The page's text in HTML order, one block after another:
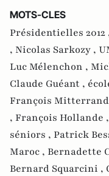
MOTS-CLES
Présidentielles 2012
, Nicolas Sarkozy ,
Luc Mélenchon ,
Claude Guéant ,
François
, François Hollande ,
séniors , Patrick
Maroc , Bernadette
Bernard Squarcini ,